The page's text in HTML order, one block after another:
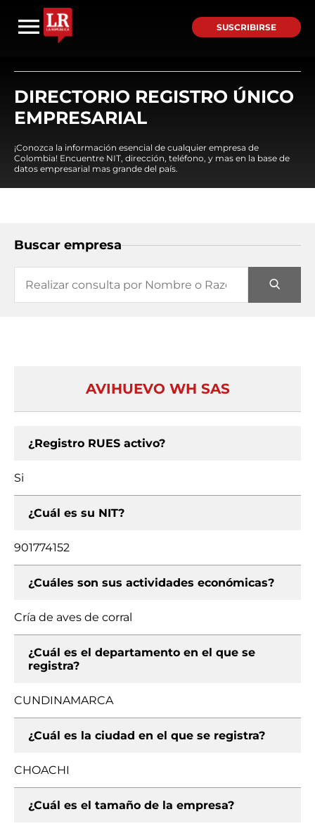
SUSCRIBIRSE
DIRECTORIO REGISTRO ÚNICO
EMPRESARIAL
¡Conozca la información esencial de cualquier empresa de
Colombia! Encuentre NIT, dirección, teléfono, y mas en la base de
datos empresarial mas grande del país.
Buscar empresa
AVIHUEVO WH SAS
¿Registro RUES activo?
Si
¿Cuál es su NIT?
901774152
¿Cuáles son sus actividades económicas?
Cría de aves de corral
¿Cuál es el departamento en el que se
registra?
CUNDINAMARCA
¿Cuál es la ciudad en el que se registra?
CHOACHI
¿Cuál es el tamaño de la empresa?